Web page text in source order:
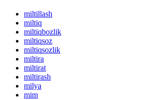
miltillash
miltiq
miltiqbozlik
miltiqsoz
miltiqsozlik
miltira
miltirat
miltirash
milya
mim